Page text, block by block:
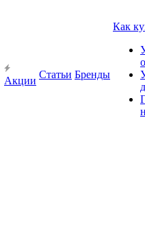
Акции
Статьи Бренды
Как